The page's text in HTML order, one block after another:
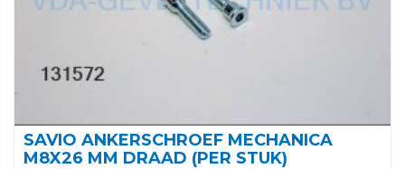
SAVIO ANKERSCHROEF MECHANICA
M8X26 MM DRAAD (PER STUK)